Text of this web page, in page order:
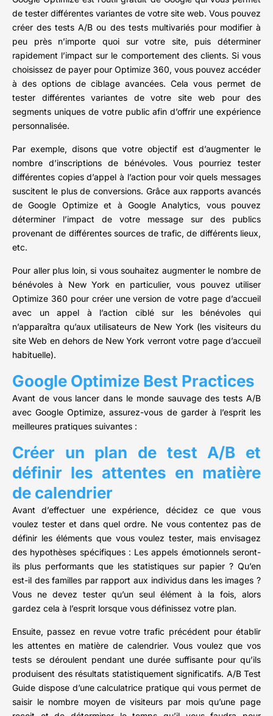
de tester différentes variantes de votre site web. Vous pouvez
créer des tests A/B ou des tests multivariés pour modifier à
peu près n’importe quoi sur votre site, puis déterminer
rapidement l’impact sur le comportement des clients. Si vous
choisissez de payer pour Optimize 360, vous pouvez accéder
à des options de ciblage avancées. Cela vous permet de
tester différentes variantes de votre site web pour des
segments uniques de votre public afin d’offrir une expérience
personnalisée.
Par exemple, disons que votre objectif est d’augmenter le
nombre d’inscriptions de bénévoles. Vous pourriez tester
différentes copies d’appel à l’action pour voir quels messages
suscitent le plus de conversions. Grâce aux rapports avancés
de Google Optimize et à Google Analytics, vous pouvez
déterminer l’impact de votre message sur des publics
provenant de différentes sources de trafic, de différents lieux,
etc.
Pour aller plus loin, si vous souhaitez augmenter le nombre de
bénévoles à New York en particulier, vous pouvez utiliser
Optimize 360 pour créer une version de votre page d’accueil
avec un appel à l’action ciblé sur les bénévoles qui
n’apparaîtra qu’aux utilisateurs de New York (les visiteurs du
site Web en dehors de New York verront votre page d’accueil
habituelle).
Google Optimize Best Practices
Avant de vous lancer dans le monde sauvage des tests A/B
avec Google Optimize, assurez-vous de garder à l’esprit les
meilleures pratiques suivantes :
Créer un plan de test A/B et
définir les attentes en matière
de calendrier
Avant d’effectuer une expérience, décidez ce que vous
voulez tester et dans quel ordre. Ne vous contentez pas de
définir les éléments que vous voulez tester, mais envisagez
des hypothèses spécifiques : Les appels émotionnels seront-
ils plus performants que les statistiques sur papier ? Qu’en
est-il des familles par rapport aux individus dans les images ?
Vous ne devez tester qu’un seul élément à la fois, alors
gardez cela à l’esprit lorsque vous définissez votre plan.
Ensuite, passez en revue votre trafic précédent pour établir
les attentes en matière de calendrier. Vous voulez que vos
tests se déroulent pendant une durée suffisante pour qu’ils
produisent des résultats statistiquement significatifs. A/B Test
Guide dispose d’une calculatrice pratique qui vous permet de
saisir le nombre moyen de visiteurs par mois qu’une page